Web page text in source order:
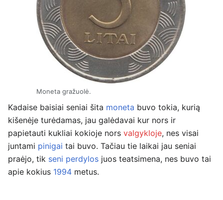
Moneta gražuolė.
Kadaise baisiai seniai šita moneta buvo tokia, kurią
kišenėje turėdamas, jau galėdavai kur nors ir
papietauti kukliai kokioje nors valgykloje, nes visai
juntami pinigai tai buvo. Tačiau tie laikai jau seniai
praėjo, tik seni perdylos juos teatsimena, nes buvo tai
apie kokius 1994 metus.